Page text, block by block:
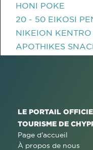
HONI POKE
20 - 50 EIKOSI
NIKEION
APOTHIKES
LE PORTAIL
TOURISME DE
Page d'accueil
À propos de nous